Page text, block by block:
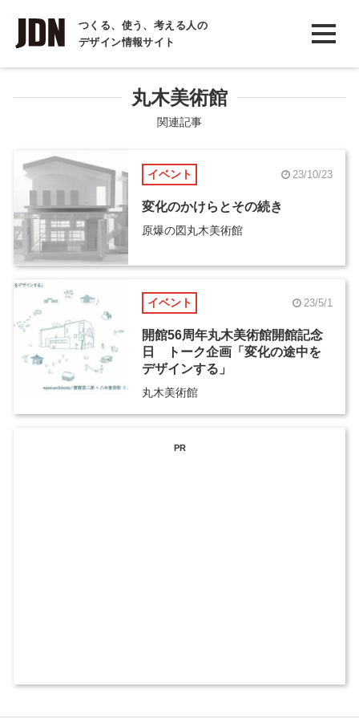
つくる、使う、考える人の
デザイン情報サイト
INTERVIEW
インタビュー
COLUMN
丸木美術館
関連記事
イベント 23/10/23
変化のかけらとその続き
原爆の図丸木美術館
イベント 23/5/1
開館56周年丸木美術館開館記念
日 トーク企画「変化の途中を
デザインする」
丸木美術館
PR